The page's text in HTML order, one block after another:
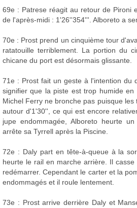
69e : Patrese réagit au retour de Pironi
de l'après-midi : 1'26''354'''. Alboreto a
70e : Prost prend un cinquième tour
ratatouille terriblement. La portion du
chicane du port est désormais glissante.
71e : Prost fait un geste à l'intention du
signifier que la piste est trop humide
Michel Ferry ne bronche pas puisque
autour d'1'30'', ce qui est encore
jupe endommagée, Alboreto heurte
arrête sa Tyrrell après la Piscine.
72e : Daly part en tête-à-queue à la
heurte le rail en marche arrière. Il
redémarrer. Cependant le carter et la
endommagés et il roule lentement.
73e : Prost arrive derrière Daly et